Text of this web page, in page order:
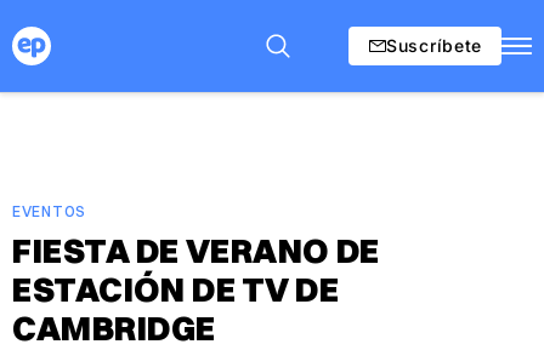
Suscríbete
EVENTOS
FIESTA DE VERANO DE
ESTACIÓN DE TV DE
CAMBRIDGE